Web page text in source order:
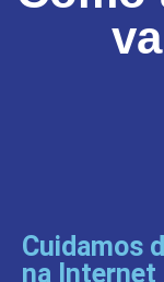
Cuidamos
na Internet